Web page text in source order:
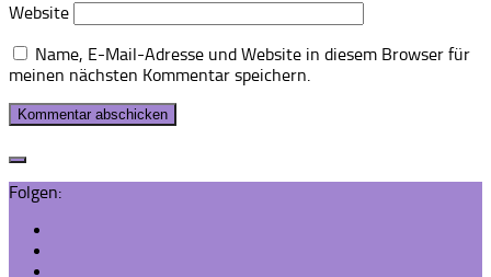
Website
Name, E-Mail-Adresse und Website in diesem Browser für
meinen nächsten Kommentar speichern.
Folgen: